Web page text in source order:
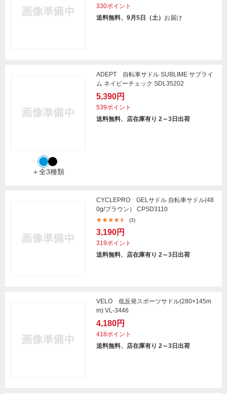
330ポイント
送料無料、9月5日（土） お届け
＋全3種類
ADEPT 自転車サドル SUBLIME サブライ
ム ネイビーチェック SDL35202
5,390円
539ポイント
送料無料、店在庫有り 2～3日出荷
CYCLEPRO GELサドル 自転車サドル(48
0g/ブラウン） CPSD3110
(3)
3,190円
319ポイント
送料無料、店在庫有り 2～3日出荷
VELO 低反発スポーツサドル(280×145m
m) VL-3446
4,180円
418ポイント
送料無料、店在庫有り 2～3日出荷